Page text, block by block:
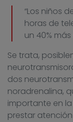
“Los niños
horas de
un 40% más
Se trata,
dos
noradrenalina,
importante en
prestar